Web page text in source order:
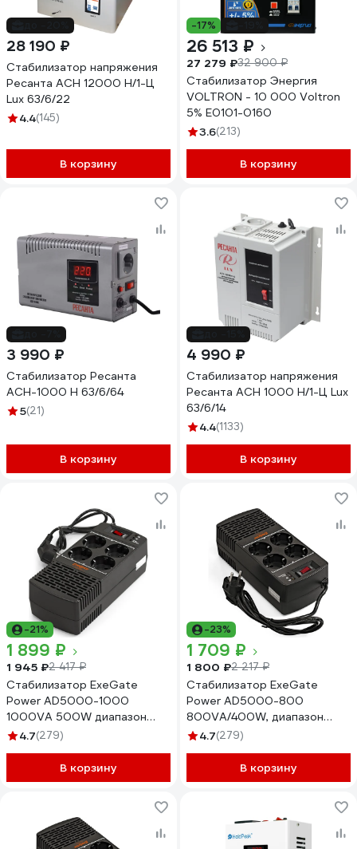
28 190 ₽
Стабилизатор напряжения
Ресанта АСН 12000 Н/1-Ц
Lux 63/6/22
4.4(145)
В корзину
-17%
26 513 ₽
27 279 ₽32 900 ₽
Стабилизатор Энергия
VOLTRON - 10 000 Voltron
5% Е0101-0160
3.6(213)
В корзину
3 990 ₽
Стабилизатор Ресанта
АСН-1000 Н 63/6/64
5(21)
В корзину
4 990 ₽
Стабилизатор напряжения
Ресанта АСН 1000 Н/1-Ц Lux
63/6/14
4.4(1133)
В корзину
-21%
1 899 ₽
1 945 ₽2 417 ₽
Стабилизатор ExeGate
Power AD5000-1000
1000VA 500W диапазон
150-280В 4 евророзетки
4.7(279)
В корзину
-23%
1 709 ₽
1 800 ₽2 217 ₽
Стабилизатор ExeGate
Power AD5000-800
800VA/400W, диапазон
150-280В, 4 евророзетки
4.7(279)
В корзину